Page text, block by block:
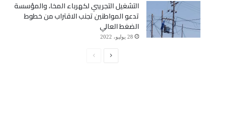
التشغيل التجريبي لكهرباء المخا، والمؤسسة
تدعو المواطنين تجنب الاقتراب من خطوط
الضغط العالي
28 يوليو، 2022
الصفحة
الصفحة